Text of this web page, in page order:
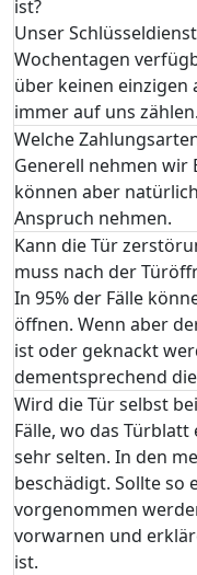
ist?
Unser
Wochentagen
über keinen einzigen
immer auf uns zählen.
Welche
Generell nehmen wir
können aber
Anspruch nehmen.
Kann die Tür
muss nach der
In 95% der Fälle
öffnen. Wenn aber
ist oder geknackt
dementsprechend
Wird die Tür selbst
Fälle, wo das
sehr selten. In den
beschädigt. Sollte so
vorgenommen
vorwarnen und
ist.